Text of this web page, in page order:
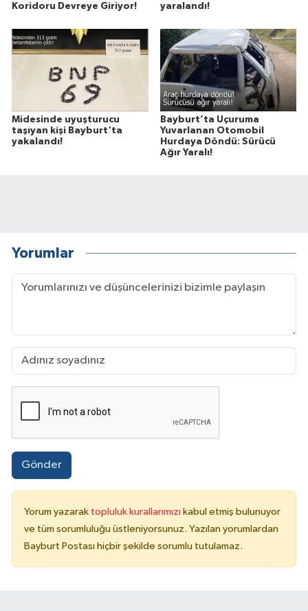
Koridoru Devreye Giriyor! yaralandı!
Midesinde uyuşturucu
taşıyan kişi Bayburt'ta
yakalandı!
Bayburt’ta Uçuruma
Yuvarlanan Otomobil
Hurdaya Döndü: Sürücü
Ağır Yaralı!
Yorumlar
Gönder
Yorum yazarak topluluk kurallarımızı kabul etmiş bulunuyor
ve tüm sorumluluğu üstleniyorsunuz. Yazılan yorumlardan
Bayburt Postası hiçbir şekilde sorumlu tutulamaz.